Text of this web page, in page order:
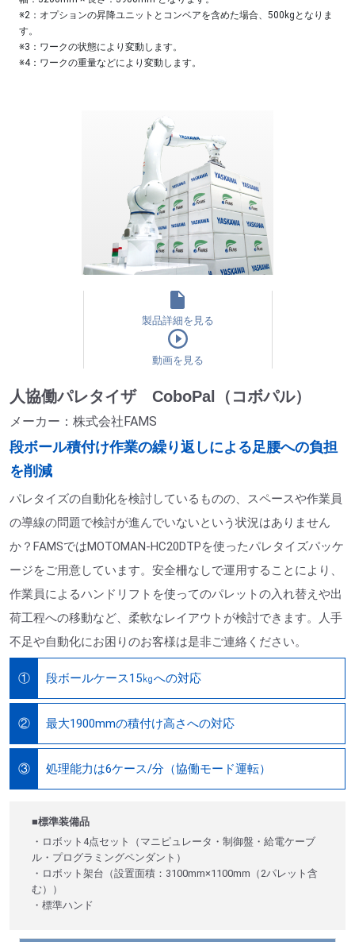
※2：オプションの昇降ユニットとコンベアを含めた場合、500kgとなりま
す。
※3：ワークの状態により変動します。
※4：ワークの重量などにより変動します。
製品詳細を見る
動画を見る
人協働パレタイザ CoboPal（コボパル）
メーカー：株式会社FAMS
段ボール積付け作業の繰り返しによる足腰への負担
を削減
パレタイズの自動化を検討しているものの、スペースや作業員
の導線の問題で検討が進んでいないという状況はありません
か？FAMSではMOTOMAN-HC20DTPを使ったパレタイズパッケ
ージをご用意しています。安全柵なしで運用することにより、
作業員によるハンドリフトを使ってのパレットの入れ替えや出
荷工程への移動など、柔軟なレイアウトが検討できます。人手
不足や自動化にお困りのお客様は是非ご連絡ください。
① 段ボールケース15㎏への対応
② 最大1900mmの積付け高さへの対応
③ 処理能力は6ケース/分（協働モード運転）
■標準装備品
・ロボット4点セット（マニピュレータ・制御盤・給電ケーブ
ル・プログラミングペンダント）
・ロボット架台（設置面積：3100mm×1100mm（2パレット含
む））
・標準ハンド